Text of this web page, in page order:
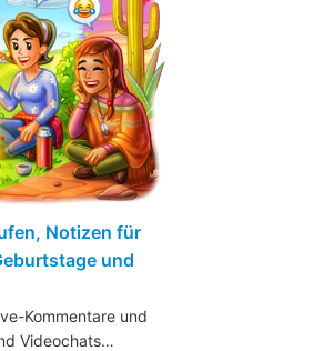
Notizen für
und
Kommentare und
Videochats…